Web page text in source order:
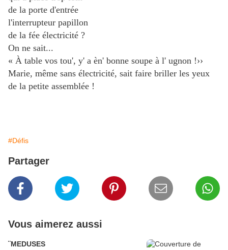
de la porte d'entrée
l'interrupteur papillon
de la fée électricité ?
On ne sait...
« À table vos tou', y' a èn' bonne soupe à l' ugnon !››
Marie, même sans électricité, sait faire briller les yeux
de la petite assemblée !
#Défis
Partager
Vous aimerez aussi
¨MEDUSES